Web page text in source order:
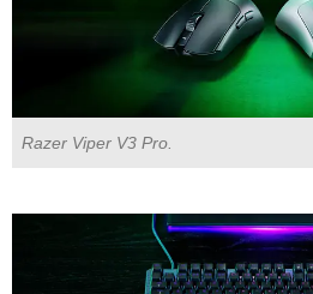
Razer Viper V3 Pro.